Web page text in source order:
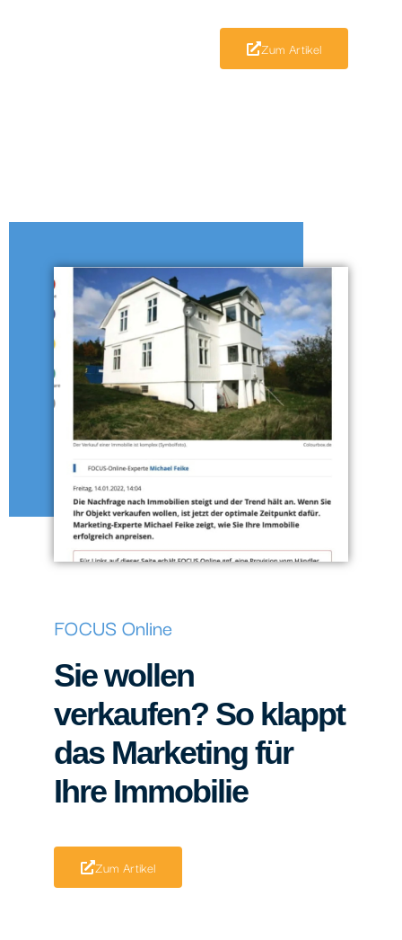
Zum Artikel
FOCUS Online
Sie wollen
verkaufen? So klappt
das Marketing für
Ihre Immobilie
Zum Artikel